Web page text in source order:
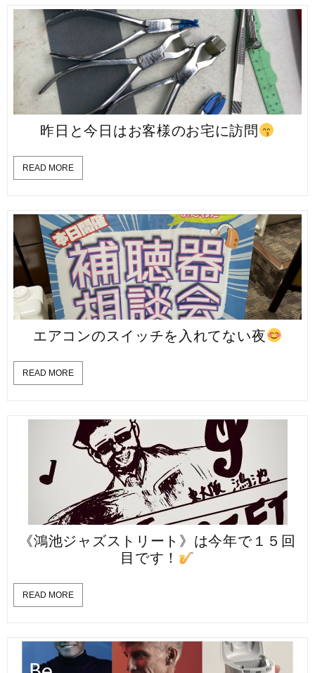
昨日と今日はお客様のお宅に訪問
READ MORE
エアコンのスイッチを入れてない夜
READ MORE
《鴻池ジャズストリート》は今年で１５回
目です！
READ MORE